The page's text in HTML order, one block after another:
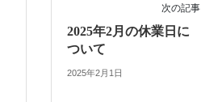
次の記事
2025年2月の休業日に
ついて
2025年2月1日